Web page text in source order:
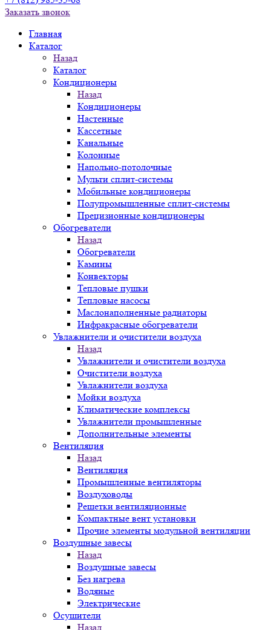
Заказать звонок
Главная
Каталог
Назад
Каталог
Кондиционеры
Назад
Кондиционеры
Настенные
Кассетные
Канальные
Колонные
Напольно-потолочные
Мульти сплит-системы
Мобильные кондиционеры
Полупромышленные сплит-системы
Прецизионные кондиционеры
Обогреватели
Назад
Обогреватели
Камины
Конвекторы
Тепловые пушки
Тепловые насосы
Маслонаполненные радиаторы
Инфракрасные обогреватели
Увлажнители и очистители воздуха
Назад
Увлажнители и очистители воздуха
Очистители воздуха
Увлажнители воздуха
Мойки воздуха
Климатические комплексы
Увлажнители промышленные
Дополнительные элементы
Вентиляция
Назад
Вентиляция
Промышленные вентиляторы
Воздуховоды
Решетки вентиляционные
Компактные вент установки
Прочие элементы модульной вентиляции
Воздушные завесы
Назад
Воздушные завесы
Без нагрева
Водяные
Электрические
Осушители
Назад